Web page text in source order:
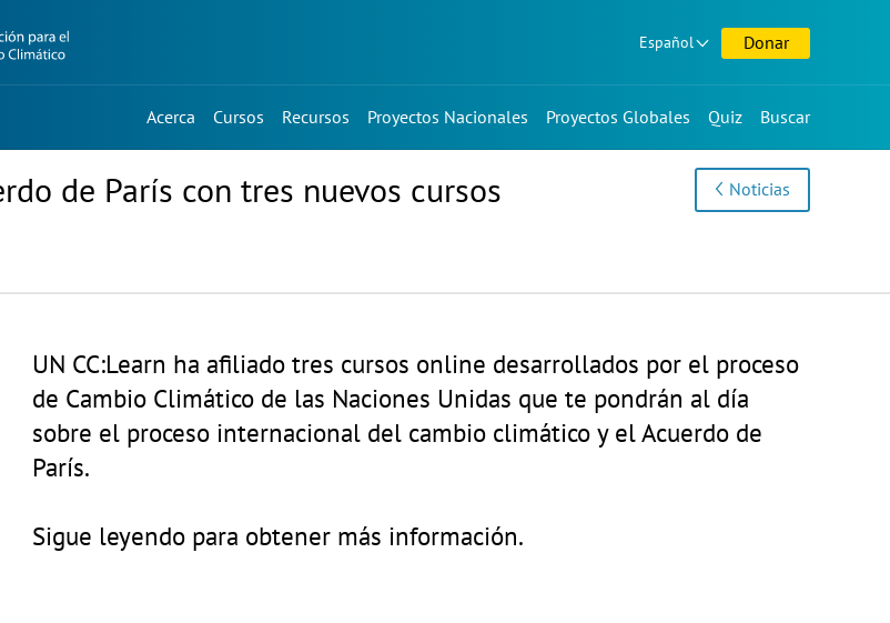
Español Donar
Acerca Cursos Recursos Proyectos Nacionales Proyectos Globales Quiz Buscar
de París con tres nuevos cursos
Noticias
UN CC:Learn ha afiliado tres cursos online desarrollados por el proceso
de Cambio Climático de las Naciones Unidas que te pondrán al día
sobre el proceso internacional del cambio climático y el Acuerdo de
París.
Sigue leyendo para obtener más información.